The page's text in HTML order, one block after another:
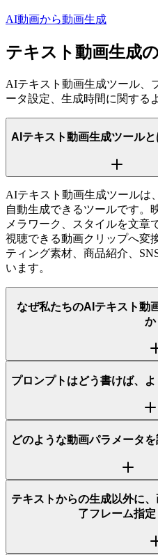
AI動画から動画生成
テキスト動画生成
AIテキスト動画生成ツール、
ータ設定、生成時間に関する
AIテキスト動画生成ツールと
AIテキスト動画生成ツールは
自動生成できるツールです。
メラワーク、スタイルを文章
視聴できる動画クリップへ変
ティング素材、商品紹介、
います。
なぜ私たちのAIテキスト動
か
プロンプトはどう書けば、
どのような動画パラメータ
テキストからの生成以外に
了フレーム指